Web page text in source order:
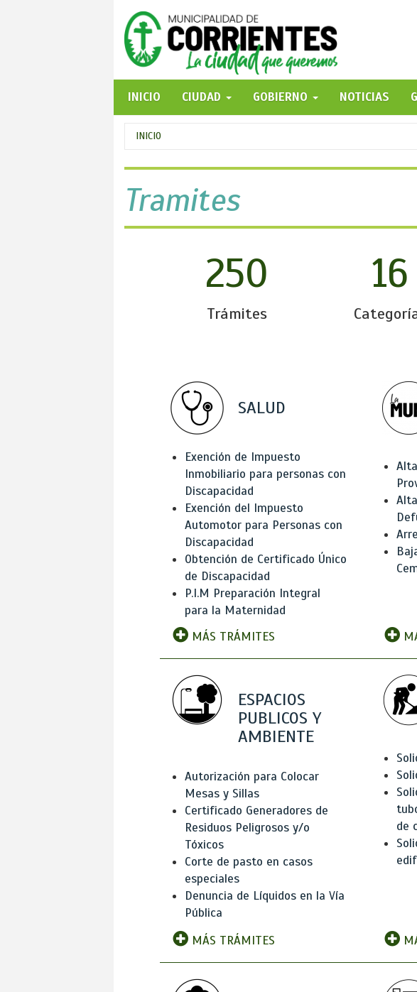
INICIO
CIUDAD GOBIERNO NOTICIAS
Se
encuentra
usted
aquí
INICIO
Tramites
250
Trámites
16
SALUD
Exención de Impuesto
Inmobiliario para personas con
Discapacidad
Exención del Impuesto
Automotor para Personas con
Discapacidad
Obtención de Certificado Único
de Discapacidad
P.I.M Preparación Integral
para la Maternidad
MÁS TRÁMITES
ESPACIOS
PUBLICOS Y
AMBIENTE
Autorización para Colocar
Mesas y Sillas
Certificado Generadores de
Residuos Peligrosos y/o
Tóxicos
Corte de pasto en casos
especiales
Denuncia de Líquidos en la Vía
Pública
MÁS TRÁMITES
de